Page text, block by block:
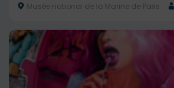
Musée national de la Marine de Paris